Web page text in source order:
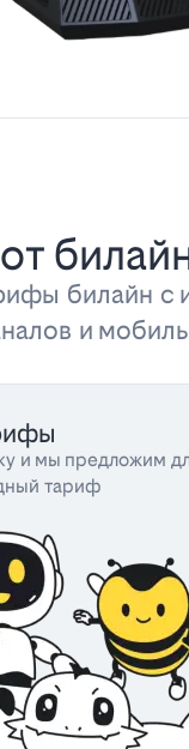
билайн с
и
и мы предложим
тариф